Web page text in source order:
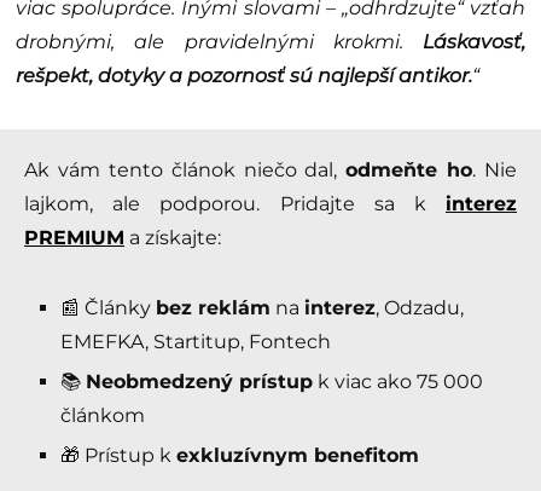
viac spolupráce. Inými slovami – „odhrdzujte“ vzťah
drobnými, ale pravidelnými krokmi. Láskavosť,
rešpekt, dotyky a pozornosť sú najlepší antikor.“
Ak vám tento článok niečo dal,odmeňte ho. Nie
lajkom, ale podporou. Pridajte sa k interez
PREMIUM a získajte:
📰 Články bez reklám na interez, Odzadu,
EMEFKA, Startitup, Fontech
📚 Neobmedzený prístup k viac ako 75 000
článkom
🎁 Prístup k exkluzívnym benefitom